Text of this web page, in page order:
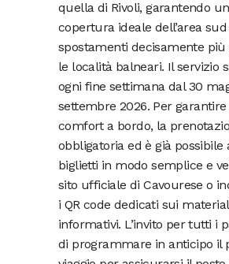
quella di Rivoli, garantendo
copertura ideale dell’area sud
spostamenti decisamente più
le località balneari. Il servizio
ogni fine settimana dal 30
settembre 2026. Per
comfort a bordo, la
obbligatoria ed è già possibile
biglietti in modo semplice e
sito ufficiale di Cavourese o
i QR code dedicati sui
informativi. L’invito per tutti i
di programmare in anticipo il